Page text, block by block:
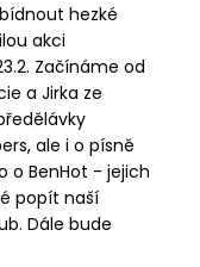
hezké
akci
Začínáme od
a Jirka ze
ale i o písně
o BenHot - jejich
popít naší
Dále bude